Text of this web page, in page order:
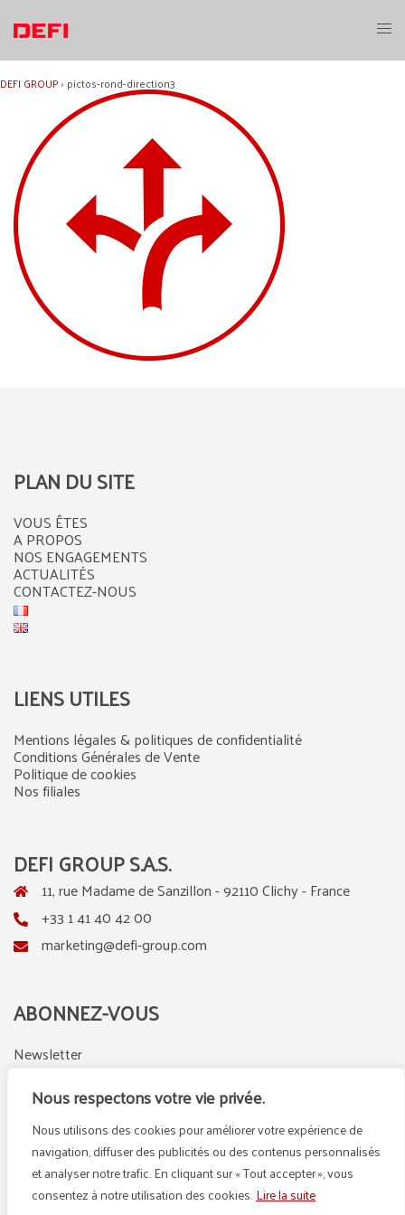
Nous respectons votre vie privée.
Nous utilisons des cookies pour améliorer votre expérience de
navigation, diffuser des publicités ou des contenus personnalisés
et analyser notre trafic. En cliquant sur « Tout accepter », vous
consentez à notre utilisation des cookies.Lire la suite
contenu
DEFI GROUP› pictos-rond-direction3
PLAN DU SITE
VOUS ÊTES
A PROPOS
NOS ENGAGEMENTS
ACTUALITÉS
CONTACTEZ-NOUS
LIENS UTILES
Mentions légales & politiques de confidentialité
Conditions Générales de Vente
Politique de cookies
Nos filiales
DEFI GROUP S.A.S.
11, rue Madame de Sanzillon - 92110 Clichy - France
+33 1 41 40 42 00
marketing@defi-group.com
ABONNEZ-VOUS
Newsletter
LinkedIn
Instagram